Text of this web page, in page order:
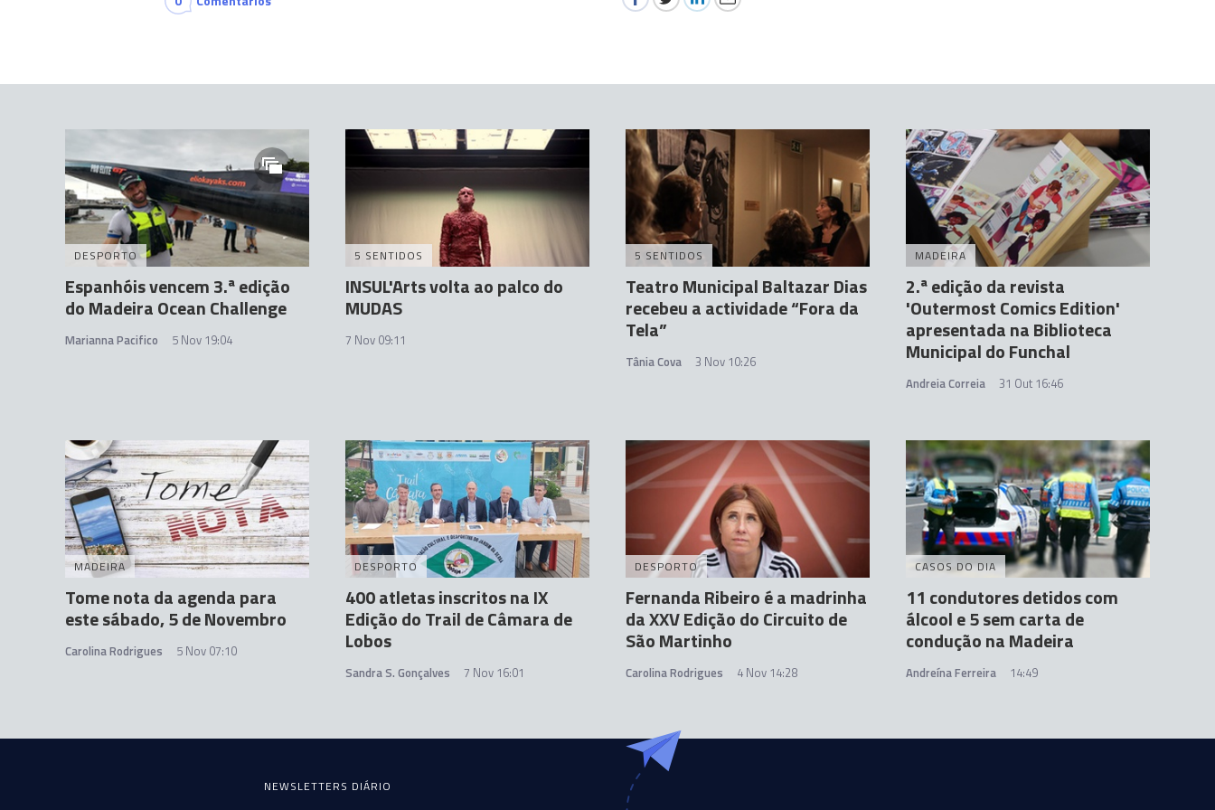
DESPORTO
Espanhóis vencem 3.ª edição
do Madeira Ocean Challenge
Marianna Pacifico 5 Nov 19:04
5 SENTIDOS
INSUL'Arts volta ao palco do
MUDAS
7 Nov 09:11
5 SENTIDOS
Teatro Municipal Baltazar Dias
recebeu a actividade “Fora da
Tela”
Tânia Cova 3 Nov 10:26
MADEIRA
2.ª edição da revista
'Outermost Comics Edition'
apresentada na Biblioteca
Municipal do Funchal
Andreia Correia 31 Out 16:46
MADEIRA
Tome nota da agenda para
este sábado, 5 de Novembro
Carolina Rodrigues 5 Nov 07:10
DESPORTO
400 atletas inscritos na IX
Edição do Trail de Câmara de
Lobos
Sandra S. Gonçalves 7 Nov 16:01
DESPORTO
Fernanda Ribeiro é a madrinha
da XXV Edição do Circuito de
São Martinho
Carolina Rodrigues 4 Nov 14:28
CASOS DO DIA
11 condutores detidos com
álcool e 5 sem carta de
condução na Madeira
Andreína Ferreira 14:49
NEWSLETTERS DIÁRIO